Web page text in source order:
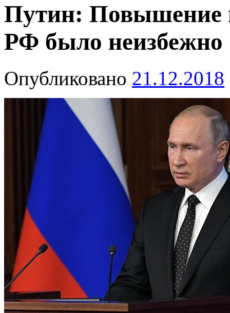
Путин: Повышение
РФ было неизбежно
Опубликовано 21.12.2018